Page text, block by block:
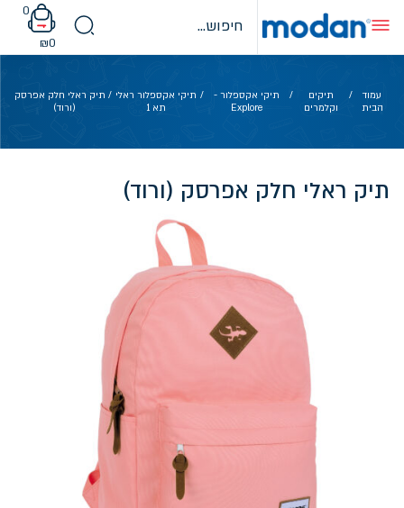
content
0
₪0
עמוד
הבית
/
תיקים
וקלמרים
/
תיקי אקספלור -
Explore
/ תיקי אקספלור ראלי
תא 1
/ תיק ראלי חלק אפרסק
(ורוד)
תיק ראלי חלק אפרסק (ורוד)